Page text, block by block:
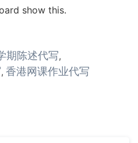
show this.
期陈述代写,
, 香港网课作业代写